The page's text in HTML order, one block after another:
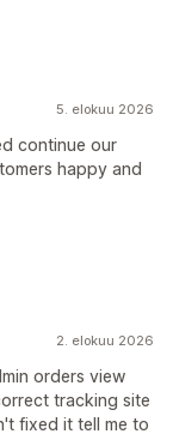
5. elokuu 2026
continue our
happy and
2. elokuu 2026
orders view
tracking site
fixed it tell me to